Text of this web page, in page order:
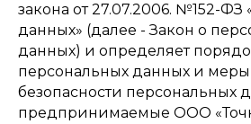
закона от 27.07.2006. №152-
данных» (далее - Закон о
данных) и определяет
персональных данных и
безопасности персональных
предпринимаемые ООО